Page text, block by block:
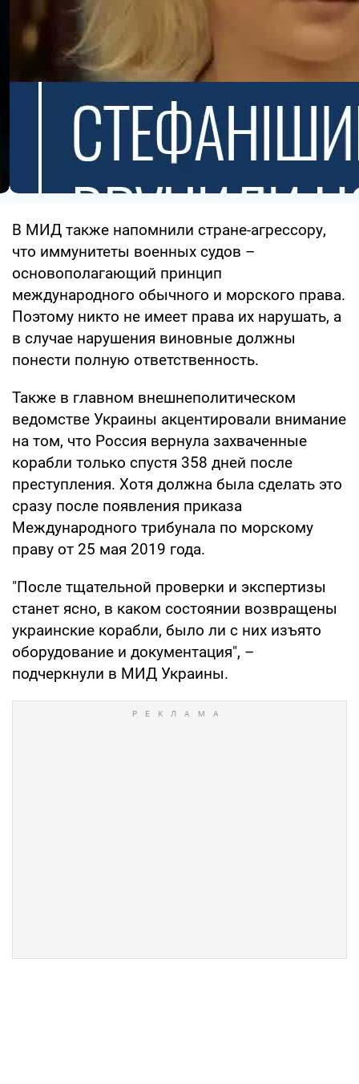
В МИД также напомнили стране-агрессору,
что иммунитеты военных судов –
основополагающий принцип
международного обычного и морского права.
Поэтому никто не имеет права их нарушать, а
в случае нарушения виновные должны
понести полную ответственность.
Также в главном внешнеполитическом
ведомстве Украины акцентировали внимание
на том, что Россия вернула захваченные
корабли только спустя 358 дней после
преступления. Хотя должна была сделать это
сразу после появления приказа
Международного трибунала по морскому
праву от 25 мая 2019 года.
"После тщательной проверки и экспертизы
станет ясно, в каком состоянии возвращены
украинские корабли, было ли с них изъято
оборудование и документация", –
подчеркнули в МИД Украины.